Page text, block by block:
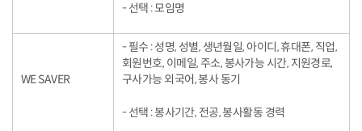
- 선택 : 모임명
WE SAVER
- 필수 : 성명, 성별, 생년월일, 아이디, 휴대폰, 직업,
회원번호, 이메일, 주소, 봉사가능 시간, 지원경로,
구사가능 외국어, 봉사 동기
- 선택 : 봉사기간, 전공, 봉사활동 경력